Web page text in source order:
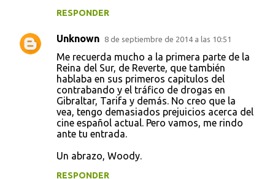
RESPONDER
Unknown 8 de septiembre de 2014 a las 10:51
Me recuerda mucho a la primera parte de la
Reina del Sur, de Reverte, que también
hablaba en sus primeros capitulos del
contrabando y el tráfico de drogas en
Gibraltar, Tarifa y demás. No creo que la
vea, tengo demasiados prejuicios acerca del
cine español actual. Pero vamos, me rindo
ante tu entrada.
Un abrazo, Woody.
RESPONDER